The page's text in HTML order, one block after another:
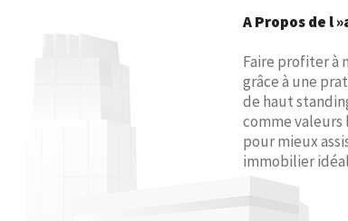
A Propos de l
Faire profiter à
grâce à une
de haut
comme valeurs
pour mieux
immobilier